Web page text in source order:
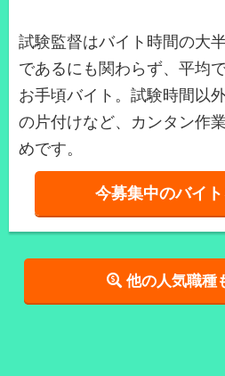
試験監督はバイト時間の大
であるにも関わらず、平均
お手頃バイト。試験時間以
の片付けなど、カンタン作
めです。
今募集中のバイ
他の人気職種